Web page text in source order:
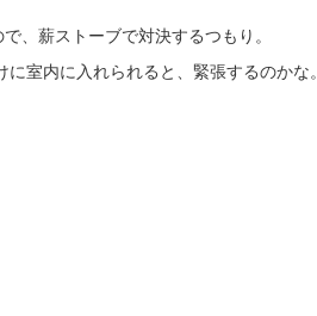
、薪ストーブで対決するつもり。
室内に入れられると、緊張するのかな。